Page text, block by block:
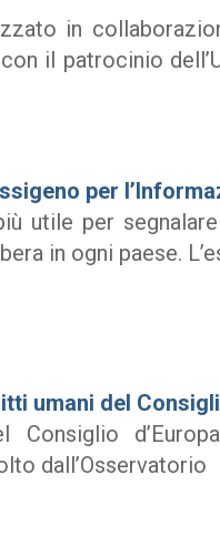
in
il patrocinio
per
utile per
in ogni paese.
umani del
dall’Osservatorio